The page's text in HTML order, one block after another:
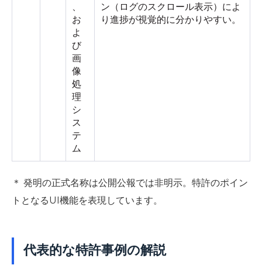
、
お
よ
び
画
像
処
理
シ
ス
テ
ム
ン（ログのスクロール表示）によ
り進捗が視覚的に分かりやすい。
＊ 発明の正式名称は公開公報では非明示。特許のポイン
トとなるUI機能を表現しています。
代表的な特許事例の解説